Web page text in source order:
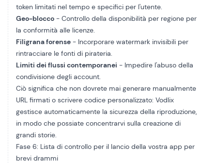
token limitati nel tempo e specifici per l'utente.
Geo-blocco - Controllo della disponibilità per regione per
la conformità alle licenze.
Filigrana forense - Incorporare watermark invisibili per
rintracciare le fonti di pirateria.
Limiti dei flussi contemporanei - Impedire l'abuso della
condivisione degli account.
Ciò significa che non dovrete mai generare manualmente
URL firmati o scrivere codice personalizzato: Vodlix
gestisce automaticamente la sicurezza della riproduzione,
in modo che possiate concentrarvi sulla creazione di
grandi storie.
Fase 6: Lista di controllo per il lancio della vostra app per
brevi drammi